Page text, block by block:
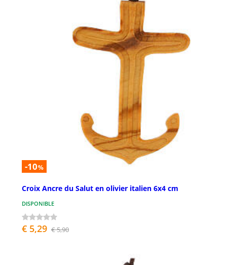
-10%
Croix Ancre du Salut en olivier italien 6x4 cm
DISPONIBLE
€ 5,29 € 5,90